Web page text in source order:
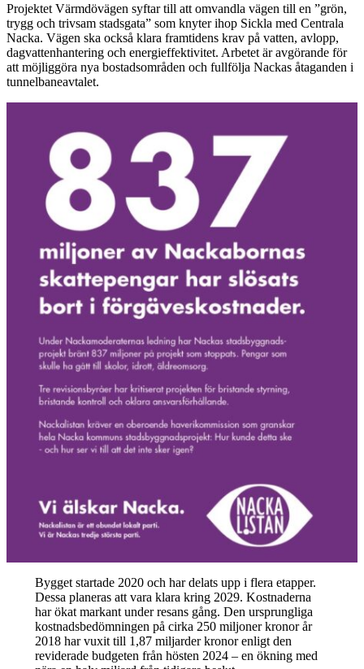
Projektet Värmdövägen syftar till att omvandla vägen till en ”grön,
trygg och trivsam stadsgata” som knyter ihop Sickla med Centrala
Nacka. Vägen ska också klara framtidens krav på vatten, avlopp,
dagvattenhantering och energieffektivitet. Arbetet är avgörande för
att möjliggöra nya bostadsområden och fullfölja Nackas åtaganden i
tunnelbaneavtalet.
Bygget startade 2020 och har delats upp i flera etapper.
Dessa planeras att vara klara kring 2029. Kostnaderna
har ökat markant under resans gång. Den ursprungliga
kostnadsbedömningen på cirka 250 miljoner kronor år
2018 har vuxit till 1,87 miljarder kronor enligt den
reviderade budgeten från hösten 2024 – en ökning med